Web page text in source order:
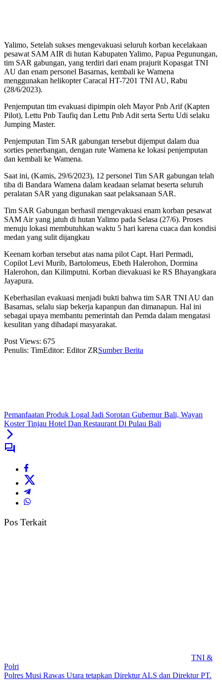
Yalimo, Setelah sukses mengevakuasi seluruh korban kecelakaan
pesawat SAM AIR di hutan Kabupaten Yalimo, Papua Pegunungan,
tim SAR gabungan, yang terdiri dari enam prajurit Kopasgat TNI
AU dan enam personel Basarnas, kembali ke Wamena
menggunakan helikopter Caracal HT-7201 TNI AU, Rabu
(28/6/2023).
Penjemputan tim evakuasi dipimpin oleh Mayor Pnb Arif (Kapten
Pilot), Lettu Pnb Taufiq dan Lettu Pnb Adit serta Sertu Udi selaku
Jumping Master.
Penjemputan Tim SAR gabungan tersebut dijemput dalam dua
sorties penerbangan, dengan rute Wamena ke lokasi penjemputan
dan kembali ke Wamena.
Saat ini, (Kamis, 29/6/2023), 12 personel Tim SAR gabungan telah
tiba di Bandara Wamena dalam keadaan selamat beserta seluruh
peralatan SAR yang digunakan saat pelaksanaan SAR.
Tim SAR Gabungan berhasil mengevakuasi enam korban pesawat
SAM Air yang jatuh di hutan Yalimo pada Selasa (27/6). Proses
menuju lokasi membutuhkan waktu 5 hari karena cuaca dan kondisi
medan yang sulit dijangkau
Keenam korban tersebut atas nama pilot Capt. Hari Permadi,
Copilot Levi Murib, Bartolomeus, Ebeth Halerohon, Dormina
Halerohon, dan Kilimputni. Korban dievakuasi ke RS Bhayangkara
Jayapura.
Keberhasilan evakuasi menjadi bukti bahwa tim SAR TNI AU dan
Basarnas, selalu siap bekerja kapanpun dan dimanapun. Hal ini
sebagai upaya membantu pemerintah dan Pemda dalam mengatasi
kesulitan yang dihadapi masyarakat.
Post Views: 675
Penulis: TimEditor: Editor ZRSumber Berita
Pemanfaatan Produk Logal Jadi Sorotan Gubernur Bali, Wayan
Koster Tinjau Hotel Dan Restaurant Di Pulau Bali
Pos Terkait
TNI &
Polri
Polres Musi Rawas Utara tetapkan Direktur ALS dan Direktur PT.